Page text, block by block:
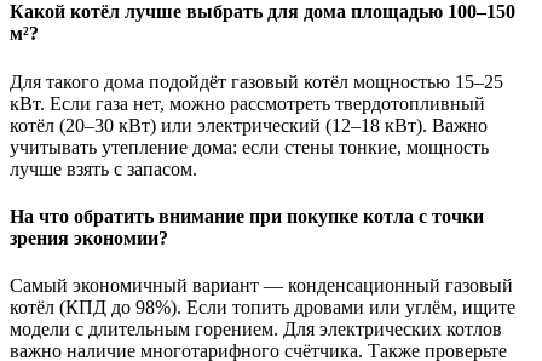
Какой котёл лучше выбрать для дома площадью 100–150
м²?
Для такого дома подойдёт газовый котёл мощностью 15–25
кВт. Если газа нет, можно рассмотреть твердотопливный
котёл (20–30 кВт) или электрический (12–18 кВт). Важно
учитывать утепление дома: если стены тонкие, мощность
лучше взять с запасом.
На что обратить внимание при покупке котла с точки
зрения экономии?
Самый экономичный вариант — конденсационный газовый
котёл (КПД до 98%). Если топить дровами или углём, ищите
модели с длительным горением. Для электрических котлов
важно наличие многотарифного счётчика. Также проверьте